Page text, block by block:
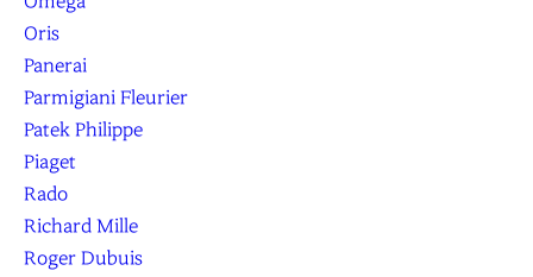
Oris
Panerai
Parmigiani Fleurier
Patek Philippe
Piaget
Rado
Richard Mille
Roger Dubuis